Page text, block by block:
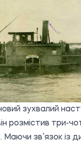
зухвалий
розмістив три-
Маючи зв’язок із